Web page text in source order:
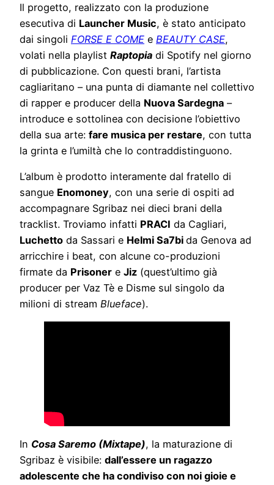
Il progetto, realizzato con la produzione
esecutiva di Launcher Music, è stato anticipato
dai singoli FORSE E COME e BEAUTY CASE,
volati nella playlist Raptopia di Spotify nel giorno
di pubblicazione. Con questi brani, l’artista
cagliaritano – una punta di diamante nel collettivo
di rapper e producer della Nuova Sardegna –
introduce e sottolinea con decisione l’obiettivo
della sua arte: fare musica per restare, con tutta
la grinta e l’umiltà che lo contraddistinguono.
L’album è prodotto interamente dal fratello di
sangue Enomoney, con una serie di ospiti ad
accompagnare Sgribaz nei dieci brani della
tracklist. Troviamo infatti PRACI da Cagliari,
Luchetto da Sassari e Helmi Sa7bi da Genova ad
arricchire i beat, con alcune co-produzioni
firmate da Prisoner e Jiz (quest’ultimo già
producer per Vaz Tè e Disme sul singolo da
milioni di stream Blueface).
In Cosa Saremo (Mixtape), la maturazione di
Sgribaz è visibile: dall’essere un ragazzo
adolescente che ha condiviso con noi gioie e